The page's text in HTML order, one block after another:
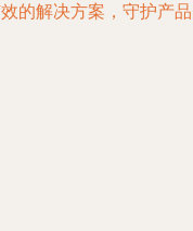
的解决方案，守护产品